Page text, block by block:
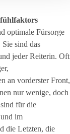
optimale Fürsorge
sind das
jeder Reiterin. Oft
an vorderster Front,
nur wenige, doch
für die
im
die Letzten, die